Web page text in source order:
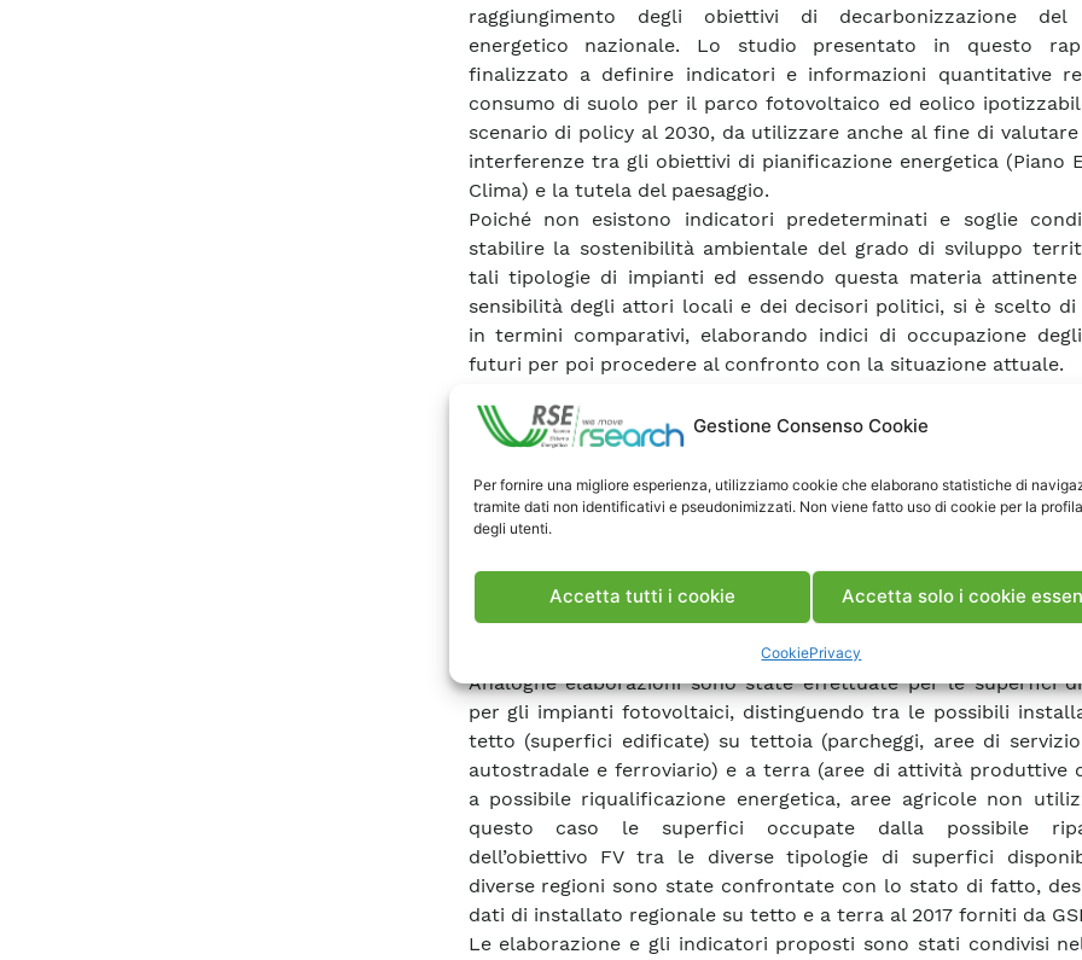
Gestione Consenso Cookie
Per fornire una migliore esperienza, utilizziamo cookie che elaborano statistiche di
tramite dati non identificativi e pseudonimizzati. Non viene fatto uso di cookie per la
degli utenti.
Accetta tutti i cookie Accetta solo i cookie
CookiePrivacy
raggiungimento degli obiettivi di decarbonizzazione del
energetico nazionale. Lo studio presentato in questo
finalizzato a definire indicatori e informazioni quantitative
consumo di suolo per il parco fotovoltaico ed eolico
scenario di policy al 2030, da utilizzare anche al fine di valutare
interferenze tra gli obiettivi di pianificazione energetica (Piano
Clima) e la tutela del paesaggio.
Poiché non esistono indicatori predeterminati e soglie
stabilire la sostenibilità ambientale del grado di sviluppo
tali tipologie di impianti ed essendo questa materia
sensibilità degli attori locali e dei decisori politici, si è scelto di
in termini comparativi, elaborando indici di occupazione
futuri per poi procedere al confronto con la situazione attuale.
numerica degli aerogeneratori dislocati sul territorio
superficie provinciale o regionale). Dall’analisi della
si è identificata una soglia di densità che esclude le province
anni passati, si è verificato uno sviluppo poco controllato
eolici. Si è messo quindi a punto un algoritmo di calcolo che,
determinata potenza obiettivo, ripartisce la potenza tra le
base a possibili interventi di repowering dell’installato vetusto
nuovi impianti, alle aree potenzialmente disponibili, tenendo
Analoghe elaborazioni sono state effettuate per le superfici
per gli impianti fotovoltaici, distinguendo tra le possibili
tetto (superfici edificate) su tettoia (parcheggi, aree di
autostradale e ferroviario) e a terra (aree di attività produttive
a possibile riqualificazione energetica, aree agricole non
questo caso le superfici occupate dalla possibile
dell’obiettivo FV tra le diverse tipologie di superfici
diverse regioni sono state confrontate con lo stato di fatto,
dati di installato regionale su tetto e a terra al 2017 forniti da
Le elaborazione e gli indicatori proposti sono stati condivisi